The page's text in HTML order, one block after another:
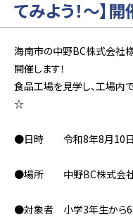
てみよう！～】
海南市の中野BC株式会社
開催します！
食品工場を見学し、工場内
☆
●日時 令和8年8月10日
●場所 中野BC株式会社
●対象者 小学3年生から6